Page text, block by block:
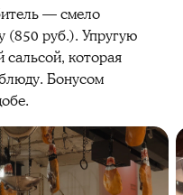
— смело
(850 руб.). Упругую
которая
Бонусом